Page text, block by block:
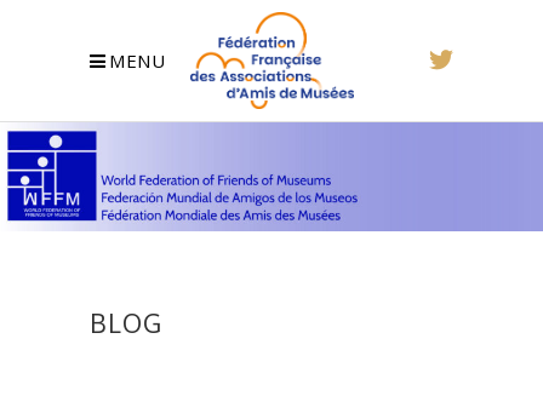
MENU
BLOG